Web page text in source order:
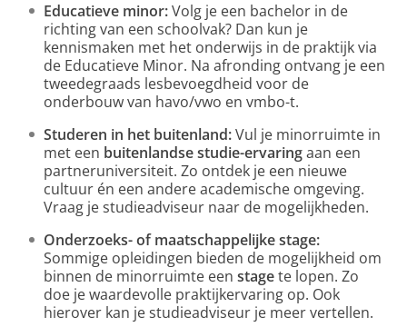
Educatieve minor:Volg je een bachelor in de
richting van een schoolvak? Dan kun je
kennismaken met het onderwijs in de praktijk via
de Educatieve Minor. Na afronding ontvang je een
tweedegraads lesbevoegdheid voor de
onderbouw van havo/vwo en vmbo-t.
Studeren in het buitenland:Vul je minorruimte in
met een buitenlandse studie-ervaringaan een
partneruniversiteit. Zo ontdek je een nieuwe
cultuur én een andere academische omgeving.
Vraag je studieadviseur naar de mogelijkheden.
Onderzoeks- of maatschappelijke stage:
Sommige opleidingen bieden de mogelijkheid om
binnen de minorruimte een stagete lopen. Zo
doe je waardevolle praktijkervaring op. Ook
hierover kan je studieadviseur je meer vertellen.